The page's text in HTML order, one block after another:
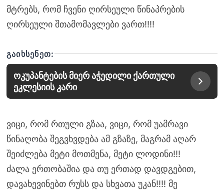
მტრებს, რომ ჩვენი ღირსეული წინაპრების
ღირსეული შთამომავლები ვართ!!!!
ᲒᲐᲘᲮᲡᲔᲜᲔᲗ:
ოკუპანტების მიერ აჭედილი ქართული
ეკლესიის კარი
ვიცი, რომ რთული გზაა, ვიცი, რომ უამრავი
წინაღობა შეგვხვდება ამ გზაზე, მაგრამ აღარ
შეიძლება მეტი მოთმენა, მეტი ლოდინი!!!
ძალა ერთობაშია და თუ ერთად დავდგებით,
დავახევინებთ რუსს და სხვათა უკან!!!! მე